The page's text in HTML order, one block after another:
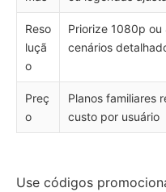
Reso
luçã
o
Priorize 1080p ou
cenários
Preç
o
Planos familiares
custo por usuário
Use códigos